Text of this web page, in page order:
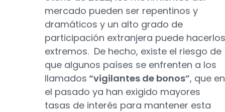
mercado pueden ser repentinos y
dramáticos y un alto grado de
participación extranjera puede hacerlos
extremos. De hecho, existe el riesgo de
que algunos países se enfrenten a los
llamados “vigilantes de bonos”, que en
el pasado ya han exigido mayores
tasas de interés para mantener esta